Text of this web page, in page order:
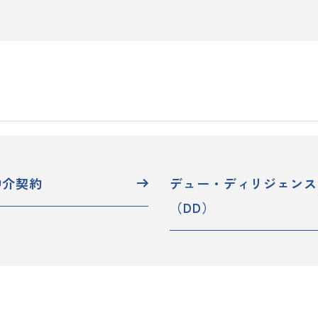
契約
デュー・ディリジェンス
（DD）